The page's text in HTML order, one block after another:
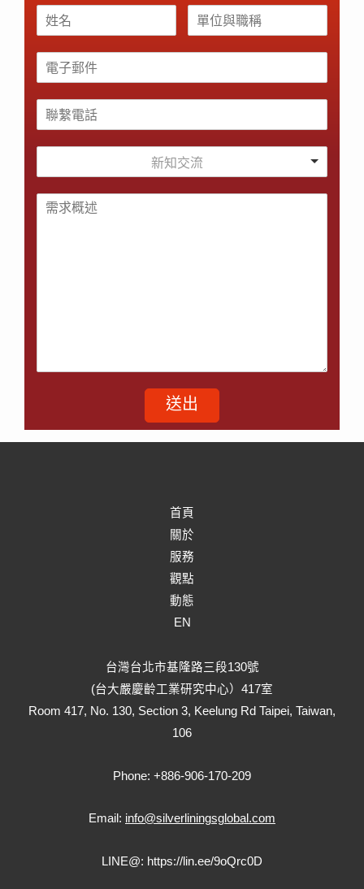
新知交流
送出
首頁
關於
服務
觀點
動態
EN
台灣台北市基隆路三段130號
(台大嚴慶齡工業研究中心）417室
Room 417, No. 130, Section 3, Keelung Rd Taipei, Taiwan,
106
Phone: +886-906-170-209
Email: info@silverliningsglobal.com
LINE@: https://lin.ee/9oQrc0D